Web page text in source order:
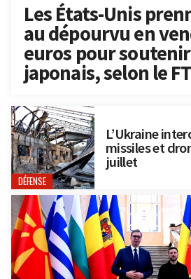
Les États-Unis
au dépourvu en
euros pour
japonais, selon le FT
DÉFENSE
L’Ukraine
missiles et
juillet